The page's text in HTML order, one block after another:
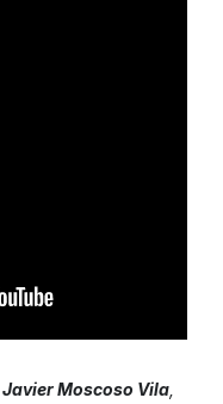
Javier Moscoso Vila,